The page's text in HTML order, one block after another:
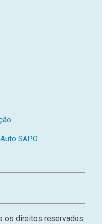
SAPO
os direitos reservados.